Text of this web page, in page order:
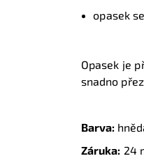
opasek
Opasek je
snadno
Barva:
Záruka: 24